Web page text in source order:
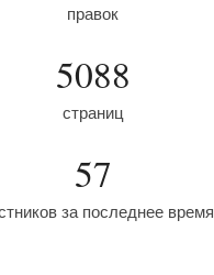
правок
5088
страниц
57
за последнее время